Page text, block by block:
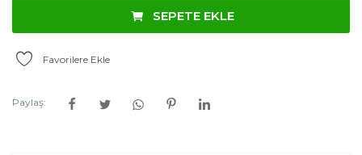
SEPETE EKLE
Favorilere Ekle
Paylaş: